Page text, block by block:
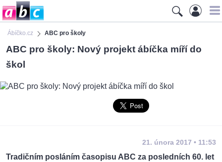
Ábíčko.cz ABC pro školy
ABC pro školy: Nový projekt ábíčka míří do
škol
21. února 2017 • 11:53
Tradičním posláním časopisu ABC za posledních 60. let